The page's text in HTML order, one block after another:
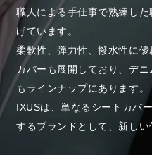
職人による手仕事で熟練し
げています。
柔軟性、弾力性、撥水性に
カバーも展開しており、デ
もラインナップにあります。
IXUSは、単なるシートカバ
するブランドとして、新しい